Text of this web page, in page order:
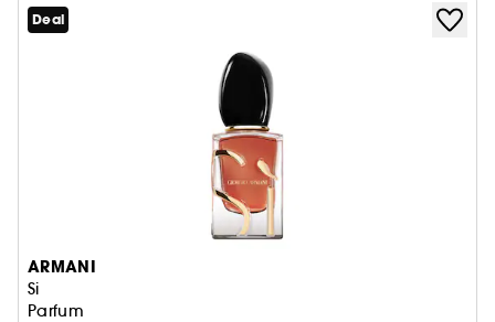
Deal
ARMANI
Si
Parfum